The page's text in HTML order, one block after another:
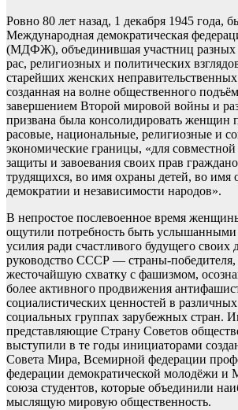
Ровно 80 лет назад, 1 декабря 1945 года,
Международная демократическая
(МДФЖ), объединившая участниц разных
рас, религиозных и политических
старейших женских
созданная на волне общественного
завершением Второй мировой войны и
призвана была консолидировать женщин
расовые, национальные, религиозные и
экономические границы, «для
защиты и завоевания своих прав
трудящихся, во имя охраны детей, во имя
демократии и независимости народов».
В непростое послевоенное время
ощутили потребность быть услышанными
усилия ради счастливого будущего своих
руководство СССР — страны-
жесточайшую схватку с фашизмом,
более активного продвижения
социалистических ценностей в
социальных группах зарубежных стран.
представляющие Страну Советов
выступили в те годы инициаторами
Совета Мира, Всемирной федерации
федерации демократической молодёжи и
союза студентов, которые объединили
мыслящую мировую общественность.